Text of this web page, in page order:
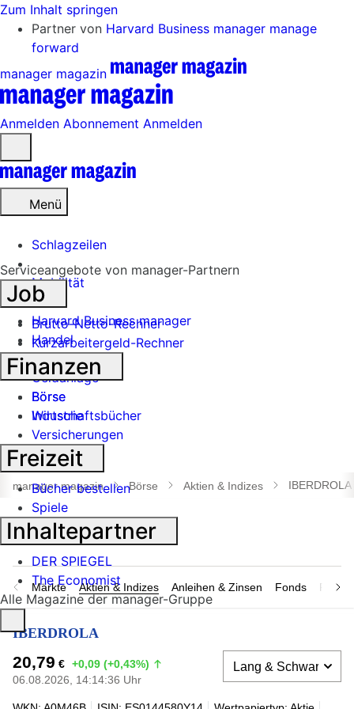
Zum Inhalt springen
Partner von Harvard Business manager manage
forward
manager magazin
Anmelden Abonnement Anmelden
öffnen
Menü
Schlagzeilen
Mobilität
Tech
Harvard Business manager
Handel
Banken
Geldanlage
Börse
Industrie
Suche
öffnen
manager magazin Börse Aktien & Indizes IBERDROLA
Märkte Aktien & Indizes Anleihen & Zinsen Fonds
IBERDROLA
20,79 € +0,09 (+0,43%)
06.08.2026, 14:14:36 Uhr
Serviceangebote von manager-Partnern
Job
Brutto-Netto-Rechner
Kurzarbeitergeld-Rechner
Finanzen
Börse
Wirtschaftsbücher
Versicherungen
Freizeit
Bücher bestellen
Spiele
Inhaltepartner
DER SPIEGEL
The Economist
Alle Magazine der manager-Gruppe